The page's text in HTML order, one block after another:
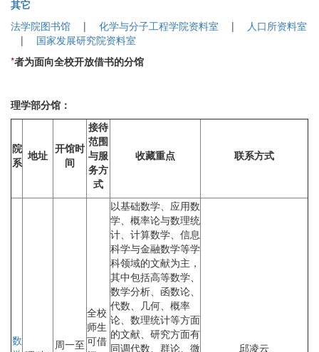
其它
法学院图书馆 | 化学与分子工程学院资料室 | 人口所资料室
| 国家发展研究院资料室
*者为面向全校开放借书的分馆
理学部分馆：
院
系 地址 开馆时
间
接待
范围
与服
务方
式
收藏重点 联系方式
数
周一至
全校
师生
可借
以基础数学、应用数
学、概率论与数理统
计、计算数学、信息
科学与金融数学等学
科领域的文献为主，
其中包括高等数学、
数学分析、函数论、
代数、几何、概率
论、数理统计等方面
的文献、研究方面有
同调代数、群论、微
邱凌云